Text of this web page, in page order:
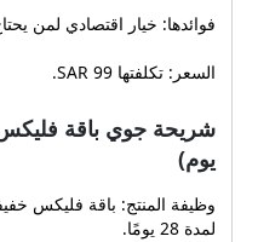
فوائدها: خيار اقتصادي لمن
السعر: تكلفتها 99 SAR.
يوم)
وظيفة المنتج: باقة فليكس
لمدة 28 يومًا.